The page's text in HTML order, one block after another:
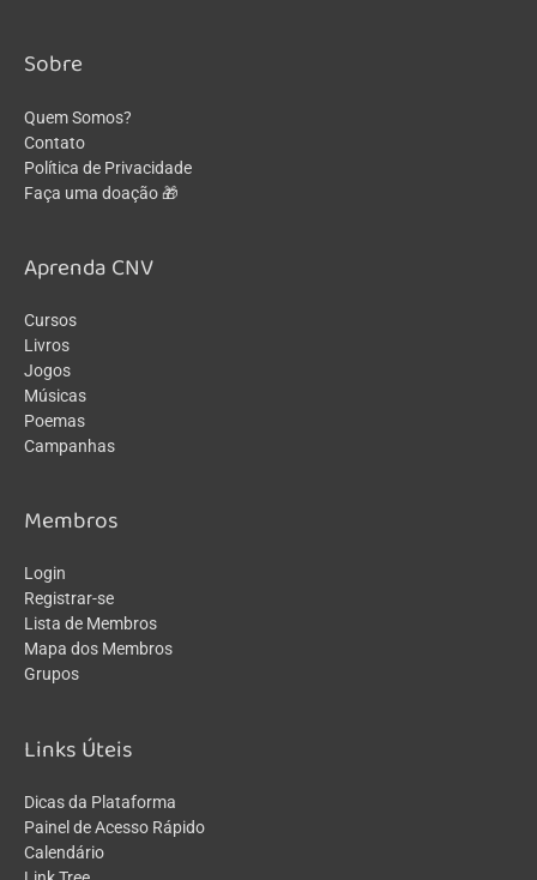
Sobre
Quem Somos?
Contato
Política de Privacidade
Faça uma doação 🎁
Aprenda CNV
Cursos
Livros
Jogos
Músicas
Poemas
Campanhas
Membros
Login
Registrar-se
Lista de Membros
Mapa dos Membros
Grupos
Links Úteis
Dicas da Plataforma
Painel de Acesso Rápido
Calendário